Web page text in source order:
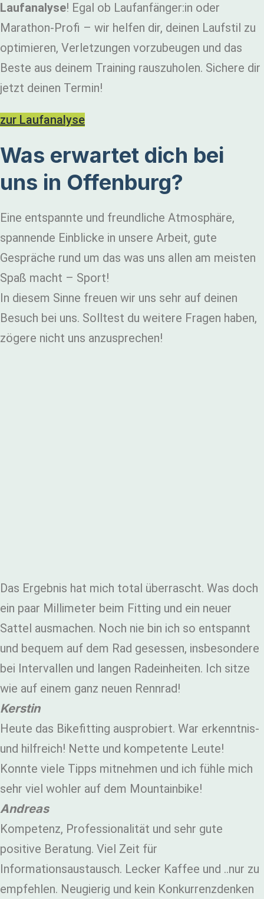
Laufanalyse! Egal ob Laufanfänger:in oder
Marathon-Profi – wir helfen dir, deinen Laufstil zu
optimieren, Verletzungen vorzubeugen und das
Beste aus deinem Training rauszuholen. Sichere dir
jetzt deinen Termin!
zur Laufanalyse
Was erwartet dich bei
uns in Offenburg?
Eine entspannte und freundliche Atmosphäre,
spannende Einblicke in unsere Arbeit, gute
Gespräche rund um das was uns allen am meisten
Spaß macht – Sport!
In diesem Sinne freuen wir uns sehr auf deinen
Besuch bei uns. Solltest du weitere Fragen haben,
zögere nicht uns anzusprechen!
Das Ergebnis hat mich total überrascht. Was doch
ein paar Millimeter beim Fitting und ein neuer
Sattel ausmachen. Noch nie bin ich so entspannt
und bequem auf dem Rad gesessen, insbesondere
bei Intervallen und langen Radeinheiten. Ich sitze
wie auf einem ganz neuen Rennrad!
Kerstin
Heute das Bikefitting ausprobiert. War erkenntnis-
und hilfreich! Nette und kompetente Leute!
Konnte viele Tipps mitnehmen und ich fühle mich
sehr viel wohler auf dem Mountainbike!
Andreas
Kompetenz, Professionalität und sehr gute
positive Beratung. Viel Zeit für
Informationsaustausch. Lecker Kaffee und ..nur zu
empfehlen. Neugierig und kein Konkurrenzdenken